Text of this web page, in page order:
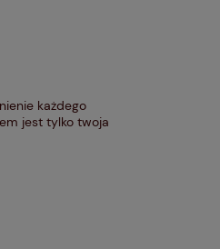
każdego
jest tylko twoja